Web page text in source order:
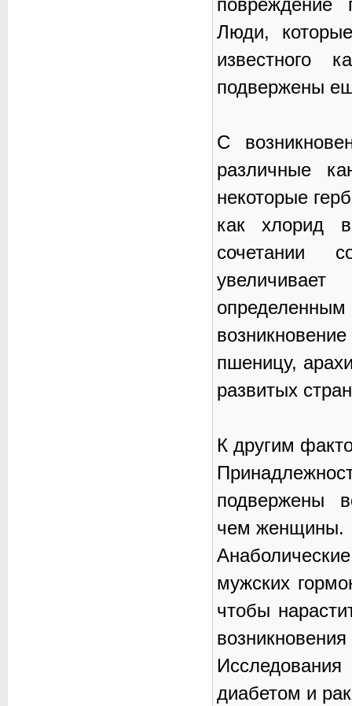
повреждение
Люди,
известного
подвержены
С
различные
некоторые
как хлорид
сочетании
пшеницу,
развитых
К другим
подвержены
чем женщины.
мужских
чтобы
диабетом и